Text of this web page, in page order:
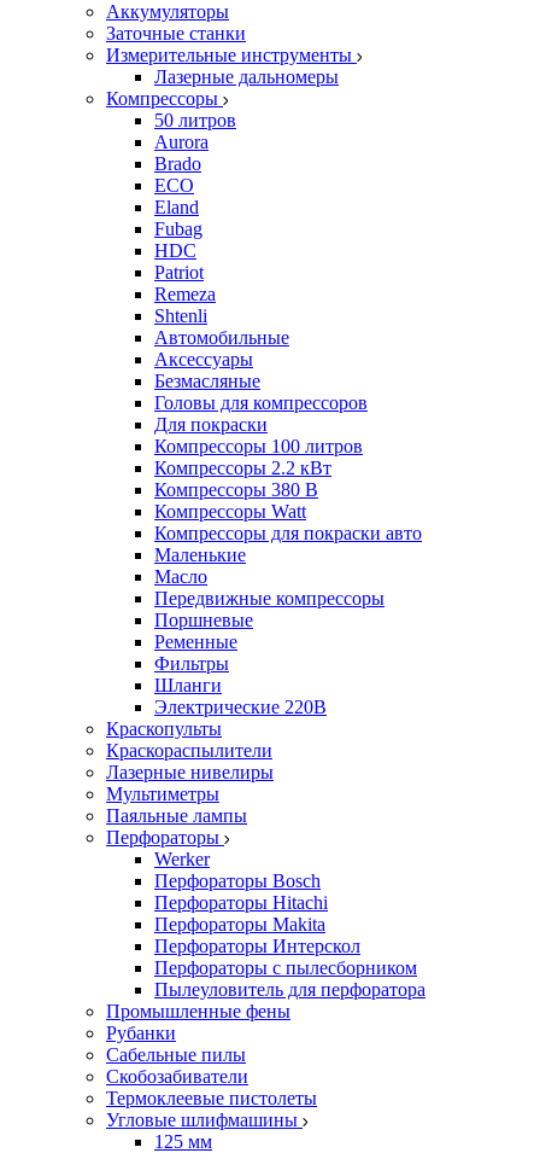
Аккумуляторы
Заточные станки
Измерительные инструменты
Лазерные дальномеры
Компрессоры
50 литров
Aurora
Brado
ECO
Eland
Fubag
HDC
Patriot
Remeza
Shtenli
Автомобильные
Аксессуары
Безмасляные
Головы для компрессоров
Для покраски
Компрессоры 100 литров
Компрессоры 2.2 кВт
Компрессоры 380 В
Компрессоры Watt
Компрессоры для покраски авто
Маленькие
Масло
Передвижные компрессоры
Поршневые
Ременные
Фильтры
Шланги
Электрические 220В
Краскопульты
Краскораспылители
Лазерные нивелиры
Мультиметры
Паяльные лампы
Перфораторы
Werker
Перфораторы Bosch
Перфораторы Hitachi
Перфораторы Makita
Перфораторы Интерскол
Перфораторы с пылесборником
Пылеуловитель для перфоратора
Промышленные фены
Рубанки
Сабельные пилы
Скобозабиватели
Термоклеевые пистолеты
Угловые шлифмашины
125 мм